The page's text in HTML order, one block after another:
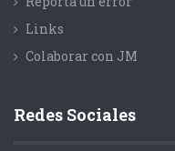
Links
Colaborar con JM
Redes Sociales